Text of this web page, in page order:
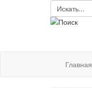
Главная